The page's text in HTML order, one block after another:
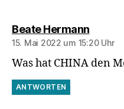
Beate Hermannsagt:
15. Mai 2022 um 15:20 Uhr
Was hat CHINA den
ANTWORTEN